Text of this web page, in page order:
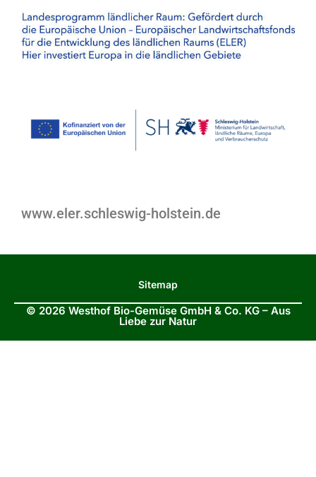
www.eler.schleswig-holstein.de
Sitemap
© 2026 Westhof Bio-Gemüse GmbH & Co. KG – Aus
Liebe zur Natur